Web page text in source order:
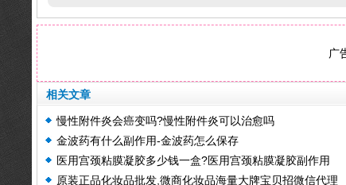
广
相关文章
慢性附件炎会癌变吗?慢性附件炎可以治愈吗
金波药有什么副作用-金波药怎么保存
医用宫颈粘膜凝胶多少钱一盒?医用宫颈粘膜凝胶副作用
原装正品化妆品批发,微商化妆品海量大牌宝贝招微信代理